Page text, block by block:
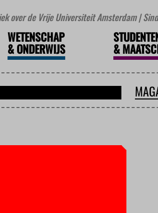
over de Vrije Universiteit Amsterdam |
WETENSCHAP
&ONDERWIJS &